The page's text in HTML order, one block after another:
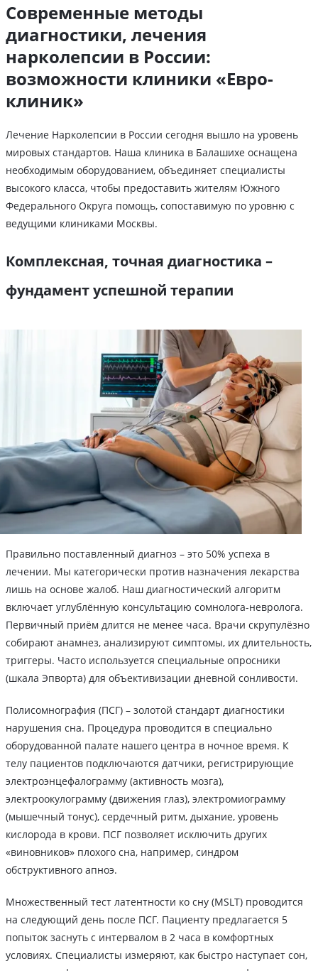
Современные методы
диагностики, лечения
нарколепсии в России:
возможности клиники «Евро-
клиник»
Лечение Нарколепсии в России сегодня вышло на уровень
мировых стандартов. Наша клиника в Балашихе оснащена
необходимым оборудованием, объединяет специалисты
высокого класса, чтобы предоставить жителям Южного
Федерального Округа помощь, сопоставимую по уровню с
ведущими клиниками Москвы.
Комплексная, точная диагностика –
фундамент успешной терапии
Правильно поставленный диагноз – это 50% успеха в
лечении. Мы категорически против назначения лекарства
лишь на основе жалоб. Наш диагностический алгоритм
включает углублённую консультацию сомнолога-невролога.
Первичный приём длится не менее часа. Врачи скрупулёзно
собирают анамнез, анализируют симптомы, их длительность,
триггеры. Часто используется специальные опросники
(шкала Эпворта) для объективизации дневной сонливости.
Полисомнография (ПСГ) – золотой стандарт диагностики
нарушения сна. Процедура проводится в специально
оборудованной палате нашего центра в ночное время. К
телу пациентов подключаются датчики, регистрирующие
электроэнцефалограмму (активность мозга),
электроокулограмму (движения глаз), электромиограмму
(мышечный тонус), сердечный ритм, дыхание, уровень
кислорода в крови. ПСГ позволяет исключить других
«виновников» плохого сна, например, синдром
обструктивного апноэ.
Множественный тест латентности ко сну (MSLT) проводится
на следующий день после ПСГ. Пациенту предлагается 5
попыток заснуть с интервалом в 2 часа в комфортных
условиях. Специалисты измеряют, как быстро наступает сон,